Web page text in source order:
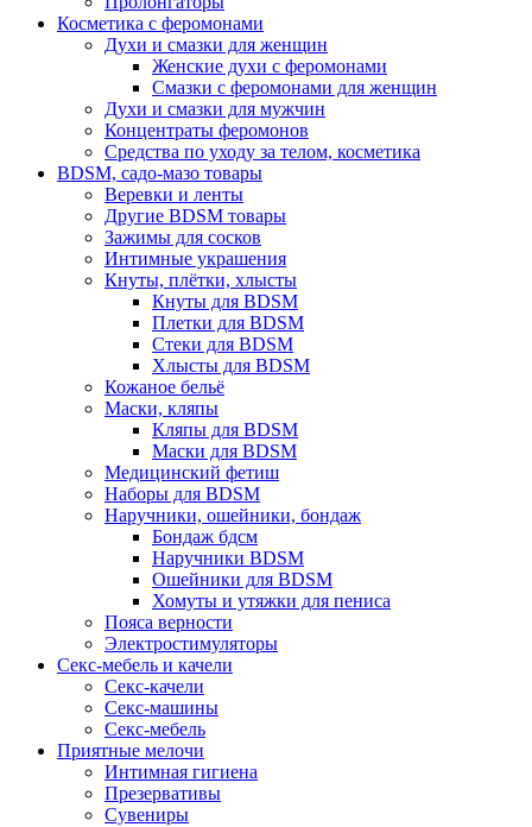
Косметика с феромонами
Духи и смазки для женщин
Женские духи с феромонами
Смазки с феромонами для женщин
Духи и смазки для мужчин
Концентраты феромонов
Средства по уходу за телом, косметика
BDSM, садо-мазо товары
Веревки и ленты
Другие BDSM товары
Зажимы для сосков
Интимные украшения
Кнуты, плётки, хлысты
Кнуты для BDSM
Плетки для BDSM
Стеки для BDSM
Хлысты для BDSM
Кожаное бельё
Маски, кляпы
Кляпы для BDSM
Маски для BDSM
Медицинский фетиш
Наборы для BDSM
Наручники, ошейники, бондаж
Бондаж бдсм
Наручники BDSM
Ошейники для BDSM
Хомуты и утяжки для пениса
Пояса верности
Электростимуляторы
Секс-мебель и качели
Секс-качели
Секс-машины
Секс-мебель
Приятные мелочи
Интимная гигиена
Презервативы
Сувениры